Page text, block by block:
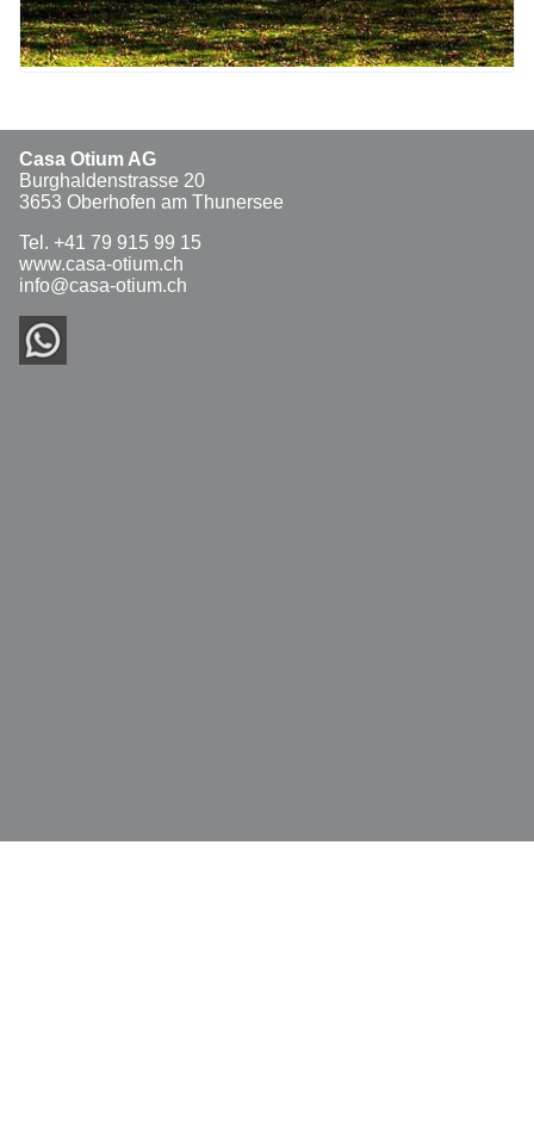
Casa Otium AG
Burghaldenstrasse 20
3653 Oberhofen am Thunersee
Tel. +41 79 915 99 15
www.casa-otium.ch
info@casa-otium.ch